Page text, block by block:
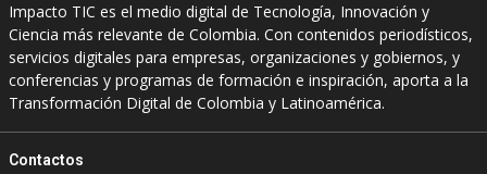
Impacto TIC es el medio digital de Tecnología, Innovación y
Ciencia más relevante de Colombia. Con contenidos periodísticos,
servicios digitales para empresas, organizaciones y gobiernos, y
conferencias y programas de formación e inspiración, aporta a la
Transformación Digital de Colombia y Latinoamérica.
Contactos